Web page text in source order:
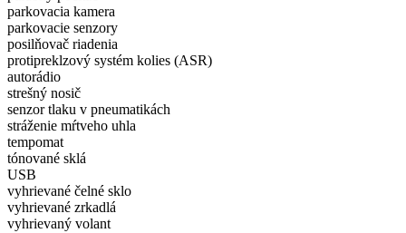
parkovacia kamera
parkovacie senzory
posilňovač riadenia
protipreklzový systém kolies (ASR)
autorádio
strešný nosič
senzor tlaku v pneumatikách
stráženie mŕtveho uhla
tempomat
tónované sklá
USB
vyhrievané čelné sklo
vyhrievané zrkadlá
vyhrievaný volant